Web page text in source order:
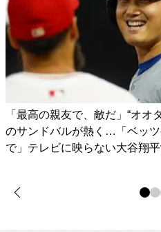
「最高の親友で、敵だ」“オオ
のサンドバルが熱く…「ベッ
で」テレビに映らない大谷翔